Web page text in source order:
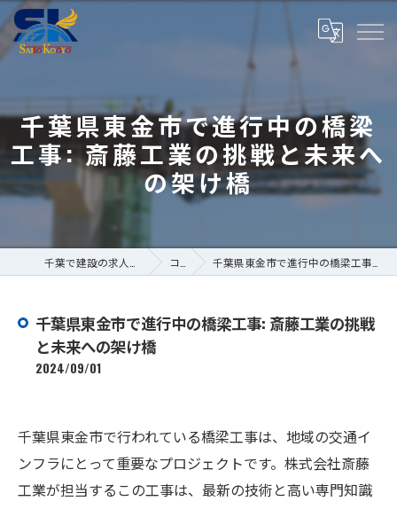
千葉県東金市で進行中の橋梁
工事: 斎藤工業の挑戦と未来へ
の架け橋
コラム 千葉県東金市で進行中の橋梁工事: 斎藤工業の挑戦と未来への架け橋
千葉県東金市で進行中の橋梁工事: 斎藤工業の挑戦
と未来への架け橋
2024/09/01
千葉県東金市で行われている橋梁工事は、地域の交通イ
ンフラにとって重要なプロジェクトです。株式会社斎藤
工業が担当するこの工事は、最新の技術と高い専門知識